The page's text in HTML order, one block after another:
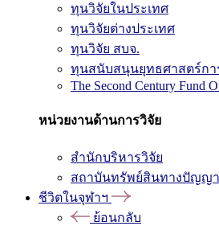
ทุนวิจัยในประเทศ
ทุนวิจัยต่างประเทศ
ทุนวิจัย สบจ.
ทุนสนับสนุนยุทธศาสตร์กา
The Second Century Fund
หน่วยงานด้านการวิจัย
สำนักบริหารวิจัย
สถาบันทรัพย์สินทางปัญญ
ชีวิตในจุฬาฯ
ย้อนกลับ